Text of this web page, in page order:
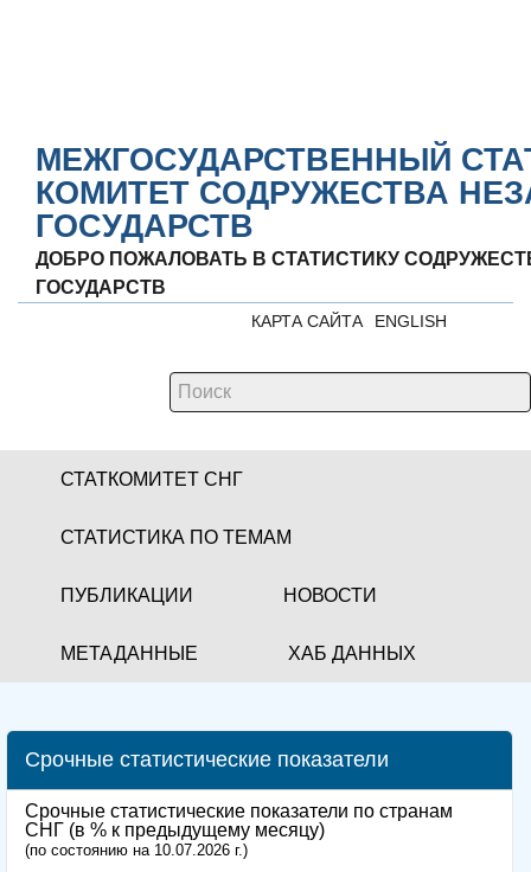
МЕЖГОСУДАРСТВЕННЫЙ
КОМИТЕТ СОДРУЖЕСТВА
ГОСУДАРСТВ
ДОБРО ПОЖАЛОВАТЬ В СТАТИСТИКУ
ГОСУДАРСТВ
ENGLISH
КАРТА САЙТА
СТАТКОМИТЕТ СНГ
СТАТИСТИКА ПО ТЕМАМ
ПУБЛИКАЦИИ НОВОСТИ
МЕТАДАННЫЕ ХАБ ДАННЫХ
Срочные статистические показатели
Срочные статистические показатели по странам
СНГ (в % к предыдущему месяцу)
(по состоянию на 10.07.2026 г.)